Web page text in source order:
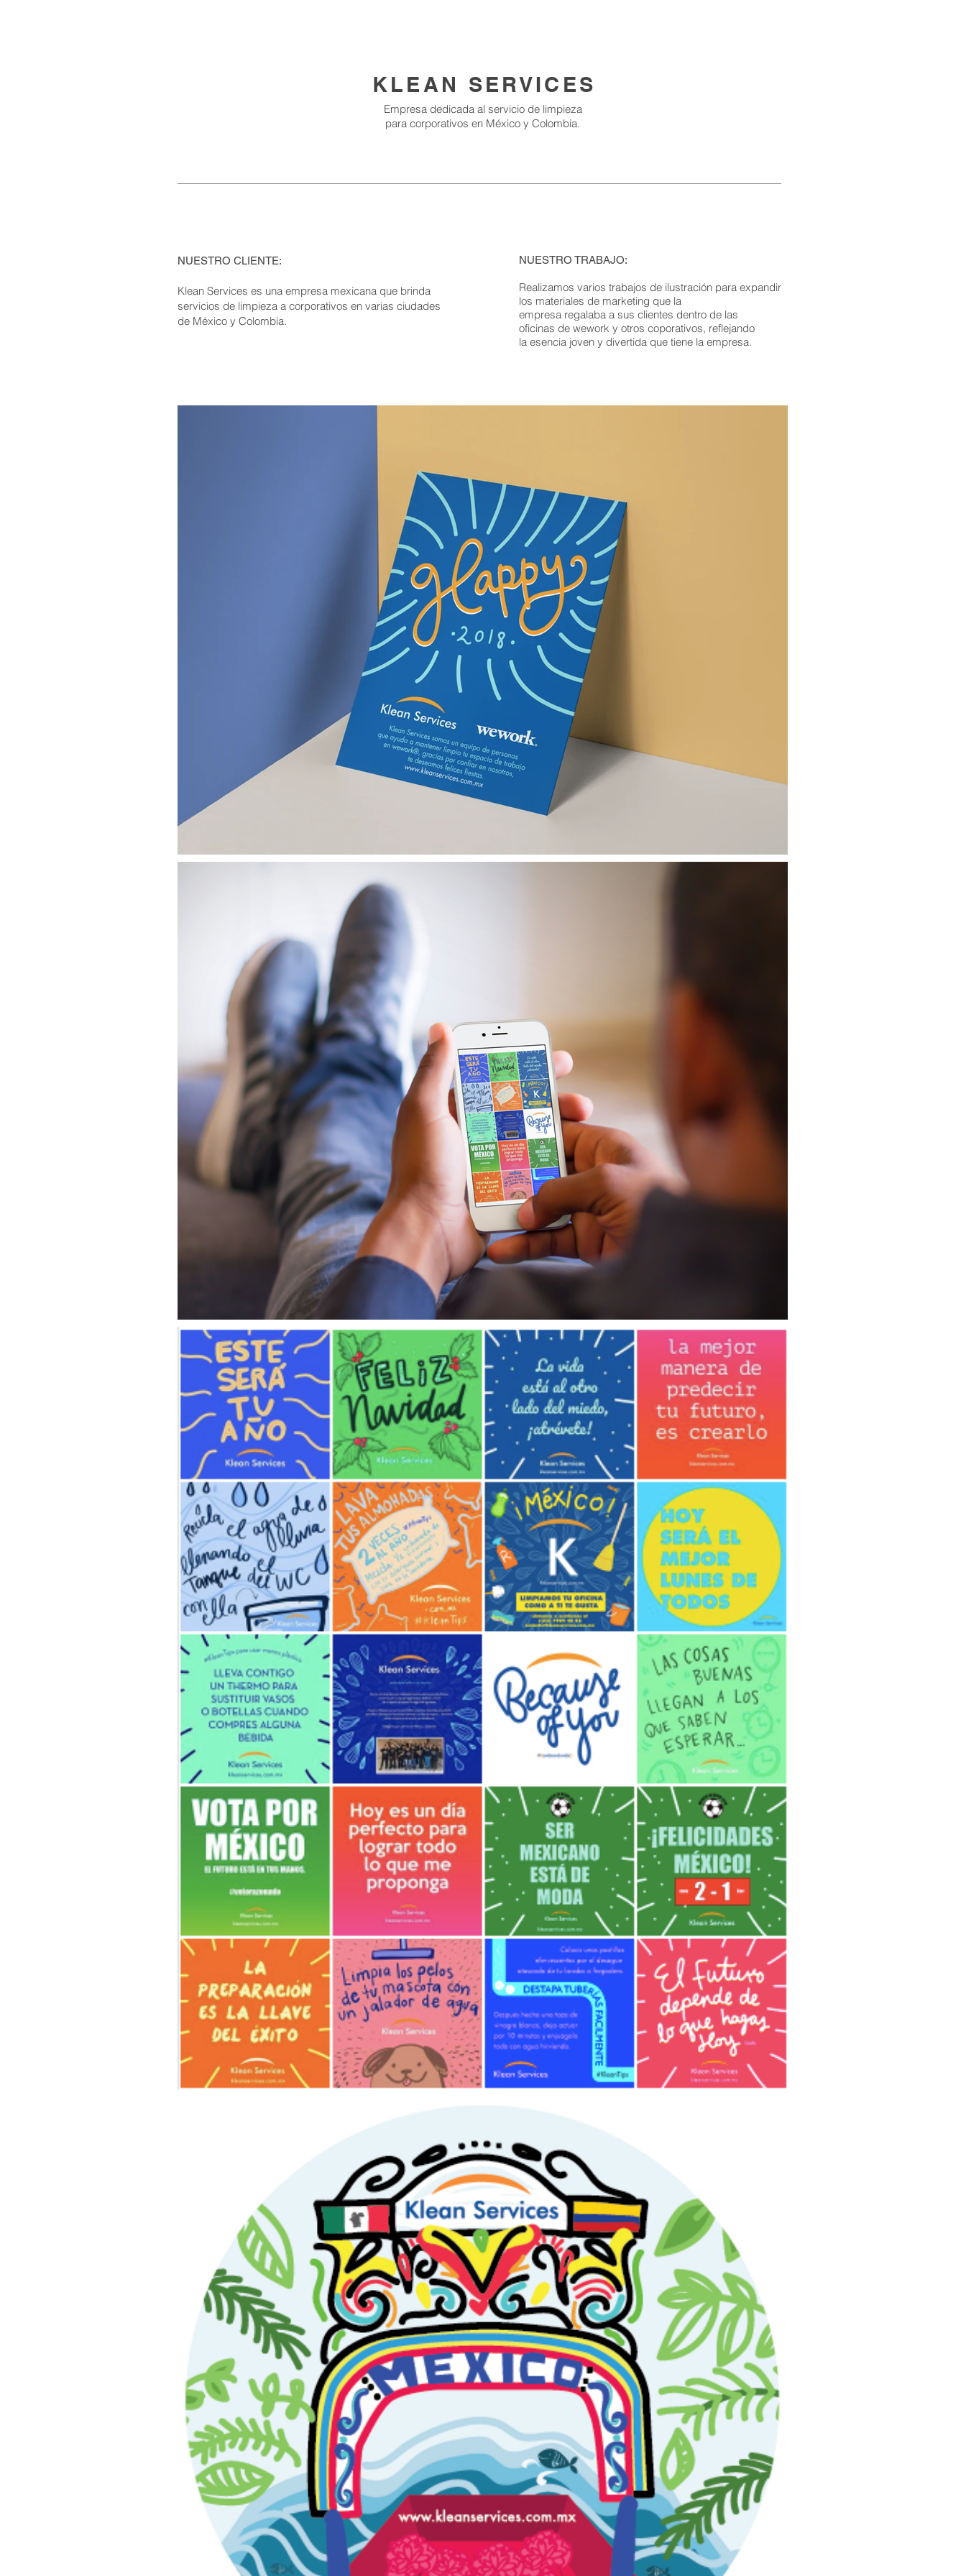
KLEAN SERVICES
Empresa dedicada al servicio de limpieza
para corporativos en México y Colombia.
NUESTRO CLIENTE:
Klean Services es una empresa mexicana que brinda
servicios de limpieza a corporativos en varias ciudades
de México y Colombia.
NUESTRO TRABAJO:
Realizamos varios trabajos de ilustración para expandir
los materiales de marketing que la
empresa regalaba a sus clientes dentro de las
oficinas de wework y otros coporativos, reflejando
la esencia joven y divertida que tiene la empresa.